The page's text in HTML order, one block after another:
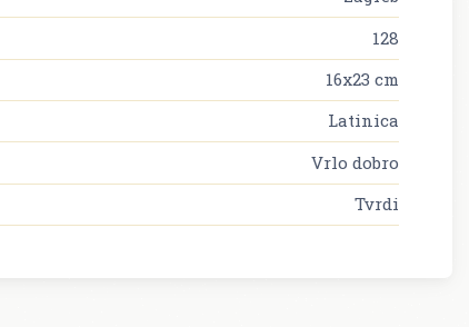
128
16x23 cm
Latinica
Vrlo dobro
Tvrdi